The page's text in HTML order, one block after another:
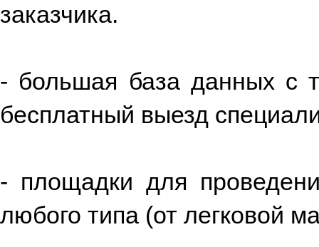
заказчика.
- большая база данных с
бесплатный выезд
- площадки для
любого типа (от легковой